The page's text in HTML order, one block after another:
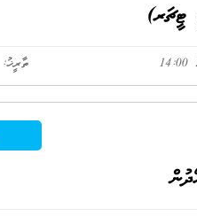
ތާރީޚު: 07 ޖުލައި 2026